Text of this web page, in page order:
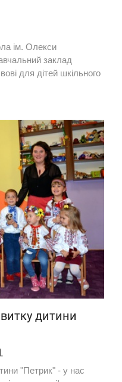
ім. Олекси
заклад
для дітей шкільного
дитини
"Петрик" - у нас